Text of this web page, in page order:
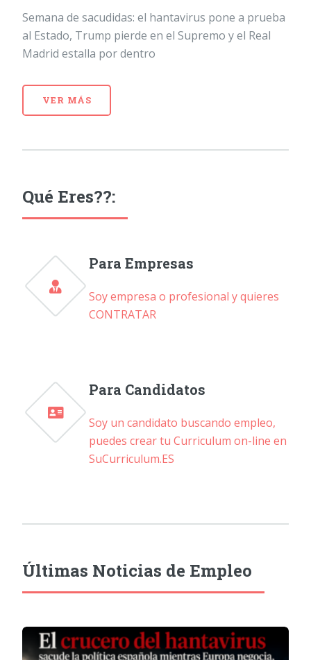
Semana de sacudidas: el hantavirus pone a prueba
al Estado, Trump pierde en el Supremo y el Real
Madrid estalla por dentro
VER MÁS
Qué Eres??:
Para Empresas
Soy empresa o profesional y quieres
CONTRATAR
Para Candidatos
Soy un candidato buscando empleo,
puedes crear tu Curriculum on-line en
SuCurriculum.ES
Últimas Noticias de Empleo